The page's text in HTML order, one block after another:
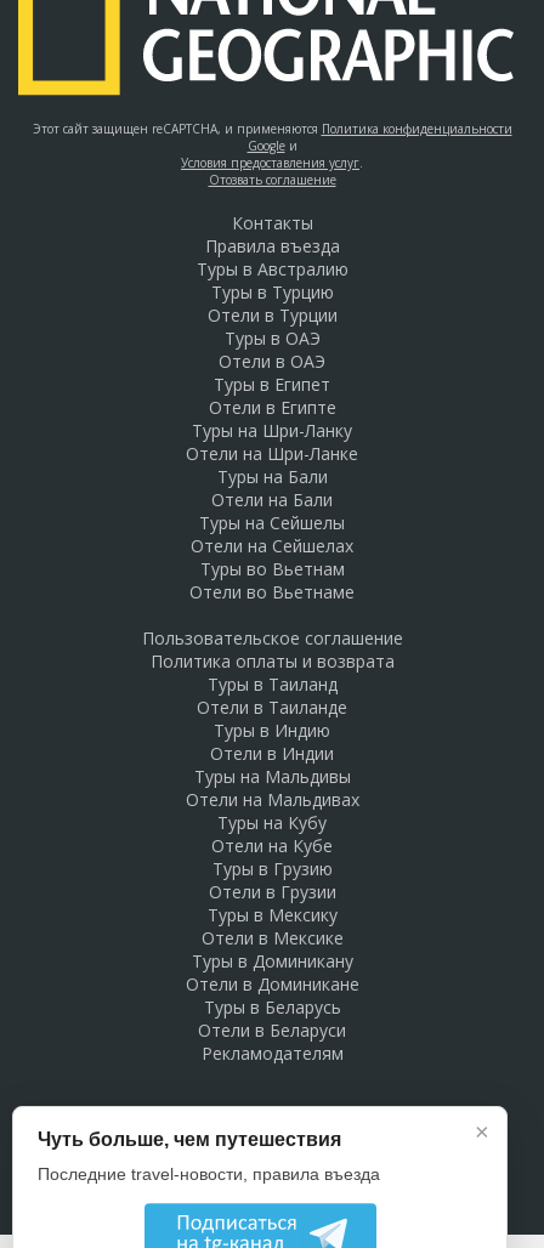
Этот сайт защищен reCAPTCHA, и применяются Политика конфиденциальности
Googleи
Условия предоставления услуг.
Отозвать соглашение
Контакты
Правила въезда
Туры в Австралию
Туры в Турцию
Отели в Турции
Туры в ОАЭ
Отели в ОАЭ
Туры в Египет
Отели в Египте
Туры на Шри-Ланку
Отели на Шри-Ланке
Туры на Бали
Отели на Бали
Туры на Сейшелы
Отели на Сейшелах
Туры во Вьетнам
Отели во Вьетнаме
Пользовательское соглашение
Политика оплаты и возврата
Туры в Таиланд
Отели в Таиланде
Туры в Индию
Отели в Индии
Туры на Мальдивы
Отели на Мальдивах
Туры на Кубу
Отели на Кубе
Туры в Грузию
Отели в Грузии
Туры в Мексику
Отели в Мексике
Туры в Доминикану
Отели в Доминикане
Туры в Беларусь
Отели в Беларуси
Рекламодателям
×
Чуть больше, чем путешествия
Последние travel-новости, правила въезда